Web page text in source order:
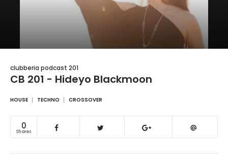
clubberia podcast 201
CB 201 - Hideyo Blackmoon
HOUSE TECHNO CROSSOVER
0
Shares